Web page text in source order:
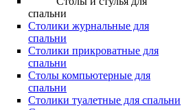
спальни
Столики журнальные для
спальни
Столики прикроватные для
спальни
Столы компьютерные для
спальни
Столики туалетные для спальни